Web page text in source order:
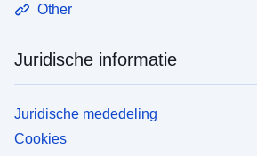
Other
Juridische informatie
Juridische mededeling
Cookies